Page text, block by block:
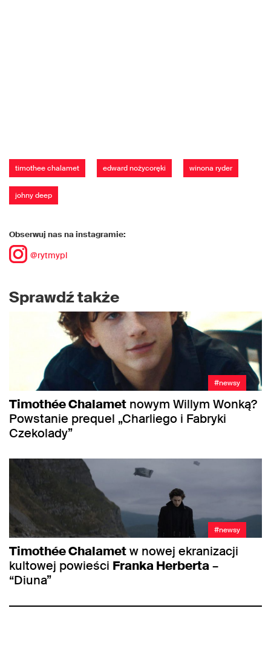
timothee chalamet edward nożycoręki winona ryder
johny deep
Obserwuj nas na instagramie:
@rytmypl
Sprawdź także
#newsy
Timothée Chalamet nowym Willym Wonką?
Powstanie prequel „Charliego i Fabryki
Czekolady”
#newsy
Timothée Chalametw nowej ekranizacji
kultowej powieści Franka Herberta–
“Diuna”